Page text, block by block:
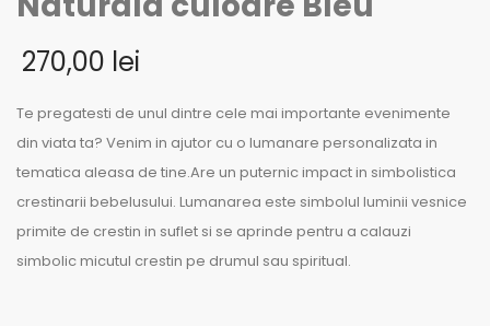
270,00 lei
Te pregatesti de unul dintre cele mai importante evenimente
din viata ta? Venim in ajutor cu o lumanare personalizata in
tematica aleasa de tine.Are un puternic impact in simbolistica
crestinarii bebelusului. Lumanarea este simbolul luminii vesnice
primite de crestin in suflet si se aprinde pentru a calauzi
simbolic micutul crestin pe drumul sau spiritual.